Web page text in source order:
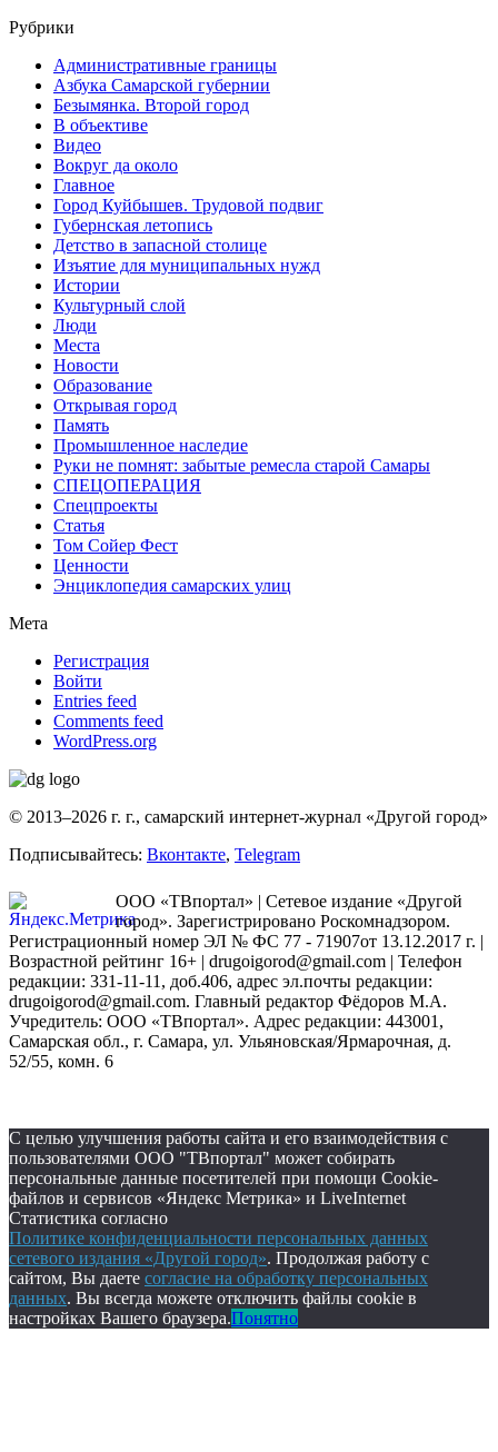
Рубрики
Административные границы
Азбука Самарской губернии
Безымянка. Второй город
В объективе
Видео
Вокруг да около
Главное
Город Куйбышев. Трудовой подвиг
Губернская летопись
Детство в запасной столице
Изъятие для муниципальных нужд
Истории
Культурный слой
Люди
Места
Новости
Образование
Открывая город
Память
Промышленное наследие
Руки не помнят: забытые ремесла старой Самары
СПЕЦОПЕРАЦИЯ
Спецпроекты
Статья
Том Сойер Фест
Ценности
Энциклопедия самарских улиц
Мета
Регистрация
Войти
Entries feed
Comments feed
WordPress.org
© 2013–2026 г. г., самарский интернет-журнал «Другой город»
Подписывайтесь: Вконтакте, Telegram
ООО «ТВпортал» | Сетевое издание «Другой
город». Зарегистрировано Роскомнадзором.
Регистрационный номер ЭЛ № ФС 77 - 71907от 13.12.2017 г. |
Возрастной рейтинг 16+ | drugoigorod@gmail.com | Телефон
редакции: 331-11-11, доб.406, адрес эл.почты редакции:
drugoigorod@gmail.com. Главный редактор Фёдоров М.А.
Учредитель: ООО «ТВпортал». Адрес редакции: 443001,
Самарская обл., г. Самара, ул. Ульяновская/Ярмарочная, д.
52/55, комн. 6
С целью улучшения работы сайта и его взаимодействия с
пользователями ООО "ТВпортал" может собирать
персональные данные посетителей при помощи Cookie-
файлов и сервисов «Яндекс Метрика» и LiveInternet
Статистика согласно
Политике конфиденциальности персональных данных
сетевого издания «Другой город». Продолжая работу с
сайтом, Вы даете согласие на обработку персональных
данных. Вы всегда можете отключить файлы cookie в
настройках Вашего браузера.Понятно